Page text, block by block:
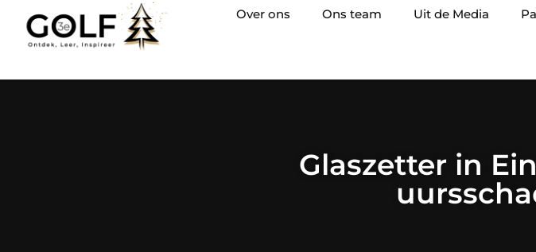
Over ons Ons team Uit de Media
Glaszetter in